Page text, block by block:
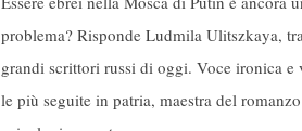
problema? Risponde Ludmila Ulitszkaya,
grandi scrittori russi di oggi. Voce ironica e
le più seguite in patria, maestra del romanzo